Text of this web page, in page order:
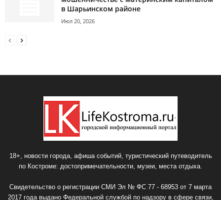
в Шарьинском районе
Июл 20, 2026
18+, новости города, афиша событий, туристический путеводитель
по Костроме: достопримечательности, музеи, места отдыха.
Свидетельство о регистрации СМИ Эл № ФС 77 - 68953 от 7 марта
2017 года выдано Федеральной службой по надзору в сфере связи,